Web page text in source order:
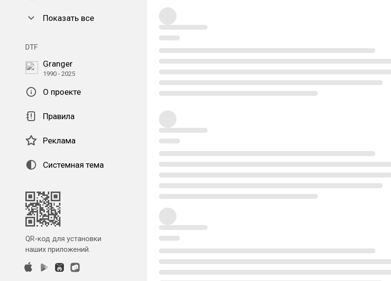
Показать все
DTF
Granger
1990 - 2025
О проекте
Правила
Реклама
Системная тема
QR-код для установки
наших приложений.